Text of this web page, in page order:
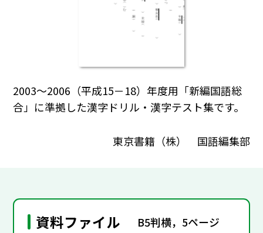
2003～2006（平成15－18）年度用「新編国語総
合」に準拠した漢字ドリル・漢字テスト集です。
東京書籍（株） 国語編集部
資料ファイル B5判横，5ページ